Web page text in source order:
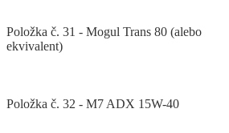
Položka č. 31 - Mogul Trans 80 (alebo
ekvivalent)
Položka č. 32 - M7 ADX 15W-40